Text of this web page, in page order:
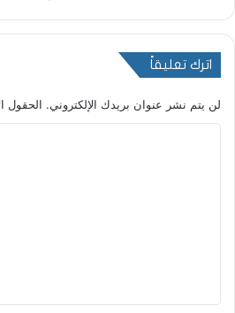
اترك تعليقاً
لن يتم نشر عنوان بريدك الإلكتروني. الحقول